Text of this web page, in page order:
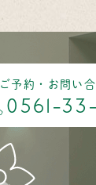
ご予約・お問い
0561-33-